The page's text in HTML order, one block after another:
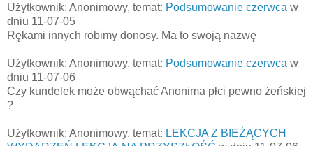
Użytkownik: Anonimowy, temat: Podsumowanie czerwca w
dniu 11-07-05
Rękami innych robimy donosy. Ma to swoją nazwę
Użytkownik: Anonimowy, temat: Podsumowanie czerwca w
dniu 11-07-06
Czy kundelek może obwąchać Anonima płci pewno żeńskiej
?
Użytkownik: Anonimowy, temat: LEKCJA Z BIEŻĄCYCH